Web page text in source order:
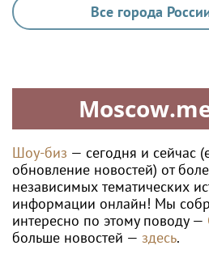
Все города
Шоу-биз — сегодня и сейчас
обновление новостей) от
независимых тематических
информации онлайн! Мы
интересно по этому поводу —
больше новостей — здесь.